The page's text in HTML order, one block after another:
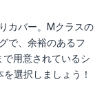
カバー。Mクラスの
で、余裕のあるフ
で用意されているシ
選択しましょう！